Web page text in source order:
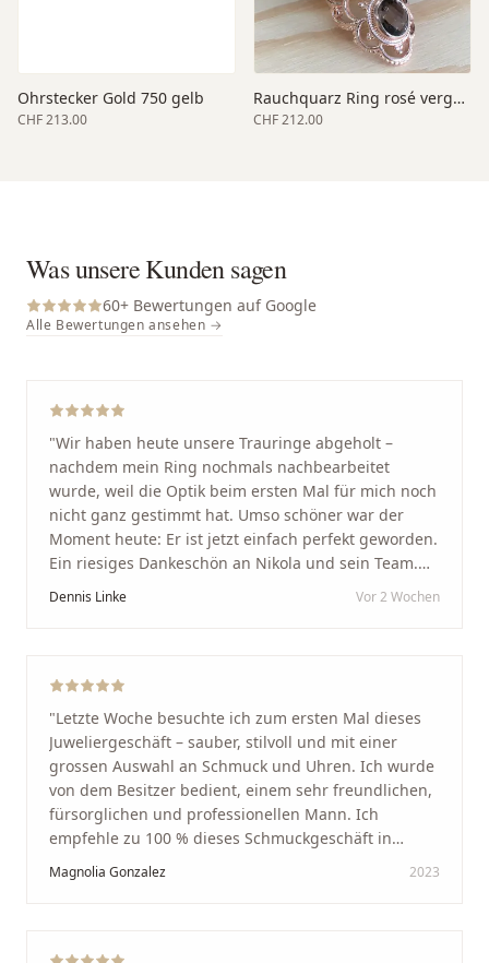
Ohrstecker Gold 750 gelb
CHF 213.00
Rauchquarz Ring rosé vergoldet
CHF 212.00
Was unsere Kunden sagen
60+ Bewertungen auf Google
Alle Bewertungen ansehen →
"Wir haben heute unsere Trauringe abgeholt –
nachdem mein Ring nochmals nachbearbeitet
wurde, weil die Optik beim ersten Mal für mich noch
nicht ganz gestimmt hat. Umso schöner war der
Moment heute: Er ist jetzt einfach perfekt geworden.
Ein riesiges Dankeschön an Nikola und sein Team.
Vom ersten Termin an wurden wir jedes Mal
Arbeit und seine Kunden wirklich am Herzen liegen.
Service und echte Herzlichkeit schätzt, ist hier genau
richtig."
Dennis Linke Vor 2 Wochen
"Letzte Woche besuchte ich zum ersten Mal dieses
Juweliergeschäft – sauber, stilvoll und mit einer
grossen Auswahl an Schmuck und Uhren. Ich wurde
von dem Besitzer bedient, einem sehr freundlichen,
fürsorglichen und professionellen Mann. Ich
empfehle zu 100 % dieses Schmuckgeschäft in
Schaffhausen. Ich selbst war sehr zufrieden und
glücklich mit der Behandlung. Ich danke Ihnen – ich
Magnolia Gonzalez 2023